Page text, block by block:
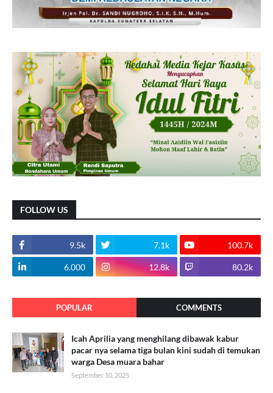
FOLLOW US
9.5k 7.1k 100.7k
6.000 12.8k 80.2k
POPULAR COMMENTS
Icah Aprilia yang menghilang dibawak kabur
pacar nya selama tiga bulan kini sudah di temukan
warga Desa muara bahar
September 10, 2025